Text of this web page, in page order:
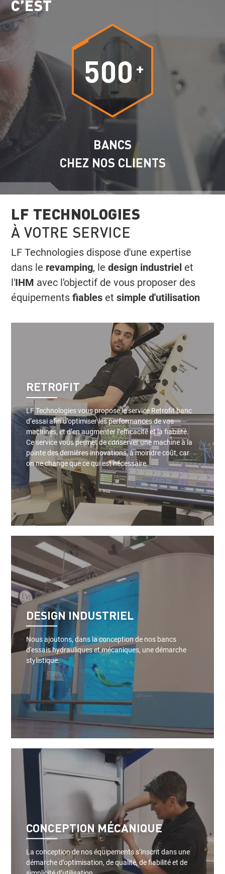
C’EST
500 +
BANCS
CHEZ NOS CLIENTS
LF TECHNOLOGIES
À VOTRE SERVICE
LF Technologies dispose d'une expertise
dans le revamping, ledesign industriel et
l'IHM avec l'objectif de vous proposer des
équipementsfiables etsimple d'utilisation
RETROFIT
LF Technologies vous propose le service Retrofit banc
d’essai afin d’optimiser les performances de vos
machines, et d’en augmenter l’efficacité et la fiabilité.
Ce service vous permet de conserver une machine à la
pointe des dernières innovations, à moindre coût, car
on ne change que ce qui est nécessaire.
DESIGN INDUSTRIEL
Nous ajoutons, dans la conception de nos bancs
d'essais hydrauliques et mécaniques, une démarche
stylistique.
CONCEPTION MÉCANIQUE
La conception de nos équipements s’inscrit dans une
démarche d’optimisation, de qualité, de fiabilité et de